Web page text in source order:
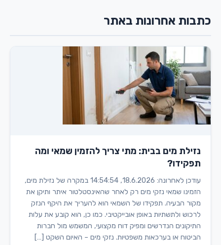
לתמוך בעובדים
בשוק העבודה"
כתבות אחרונות באתר
נזילת מים בבית: מתי צריך להזמין שמאי ומה
תפקידו?
עודכן לאחרונה: 18.6.2026, 14:54:54 במקרה של נזילת מים,
הזמינו שמאי נזקי מים רק לאחר שהאינסטלטור איתר ותיקן את
מקור הבעיה. תפקידו של השמאי הוא להעריך את היקף הנזק
לרכוש ולתשתיות באופן אובייקטיבי. כמו כן, הוא קובע את עלות
התיקונים הנדרשים ומפיק דוח מקצועי, המשמש מול חברות
הביטוח או בערכאות משפטיות. נזקי מים – האיום השקט […]